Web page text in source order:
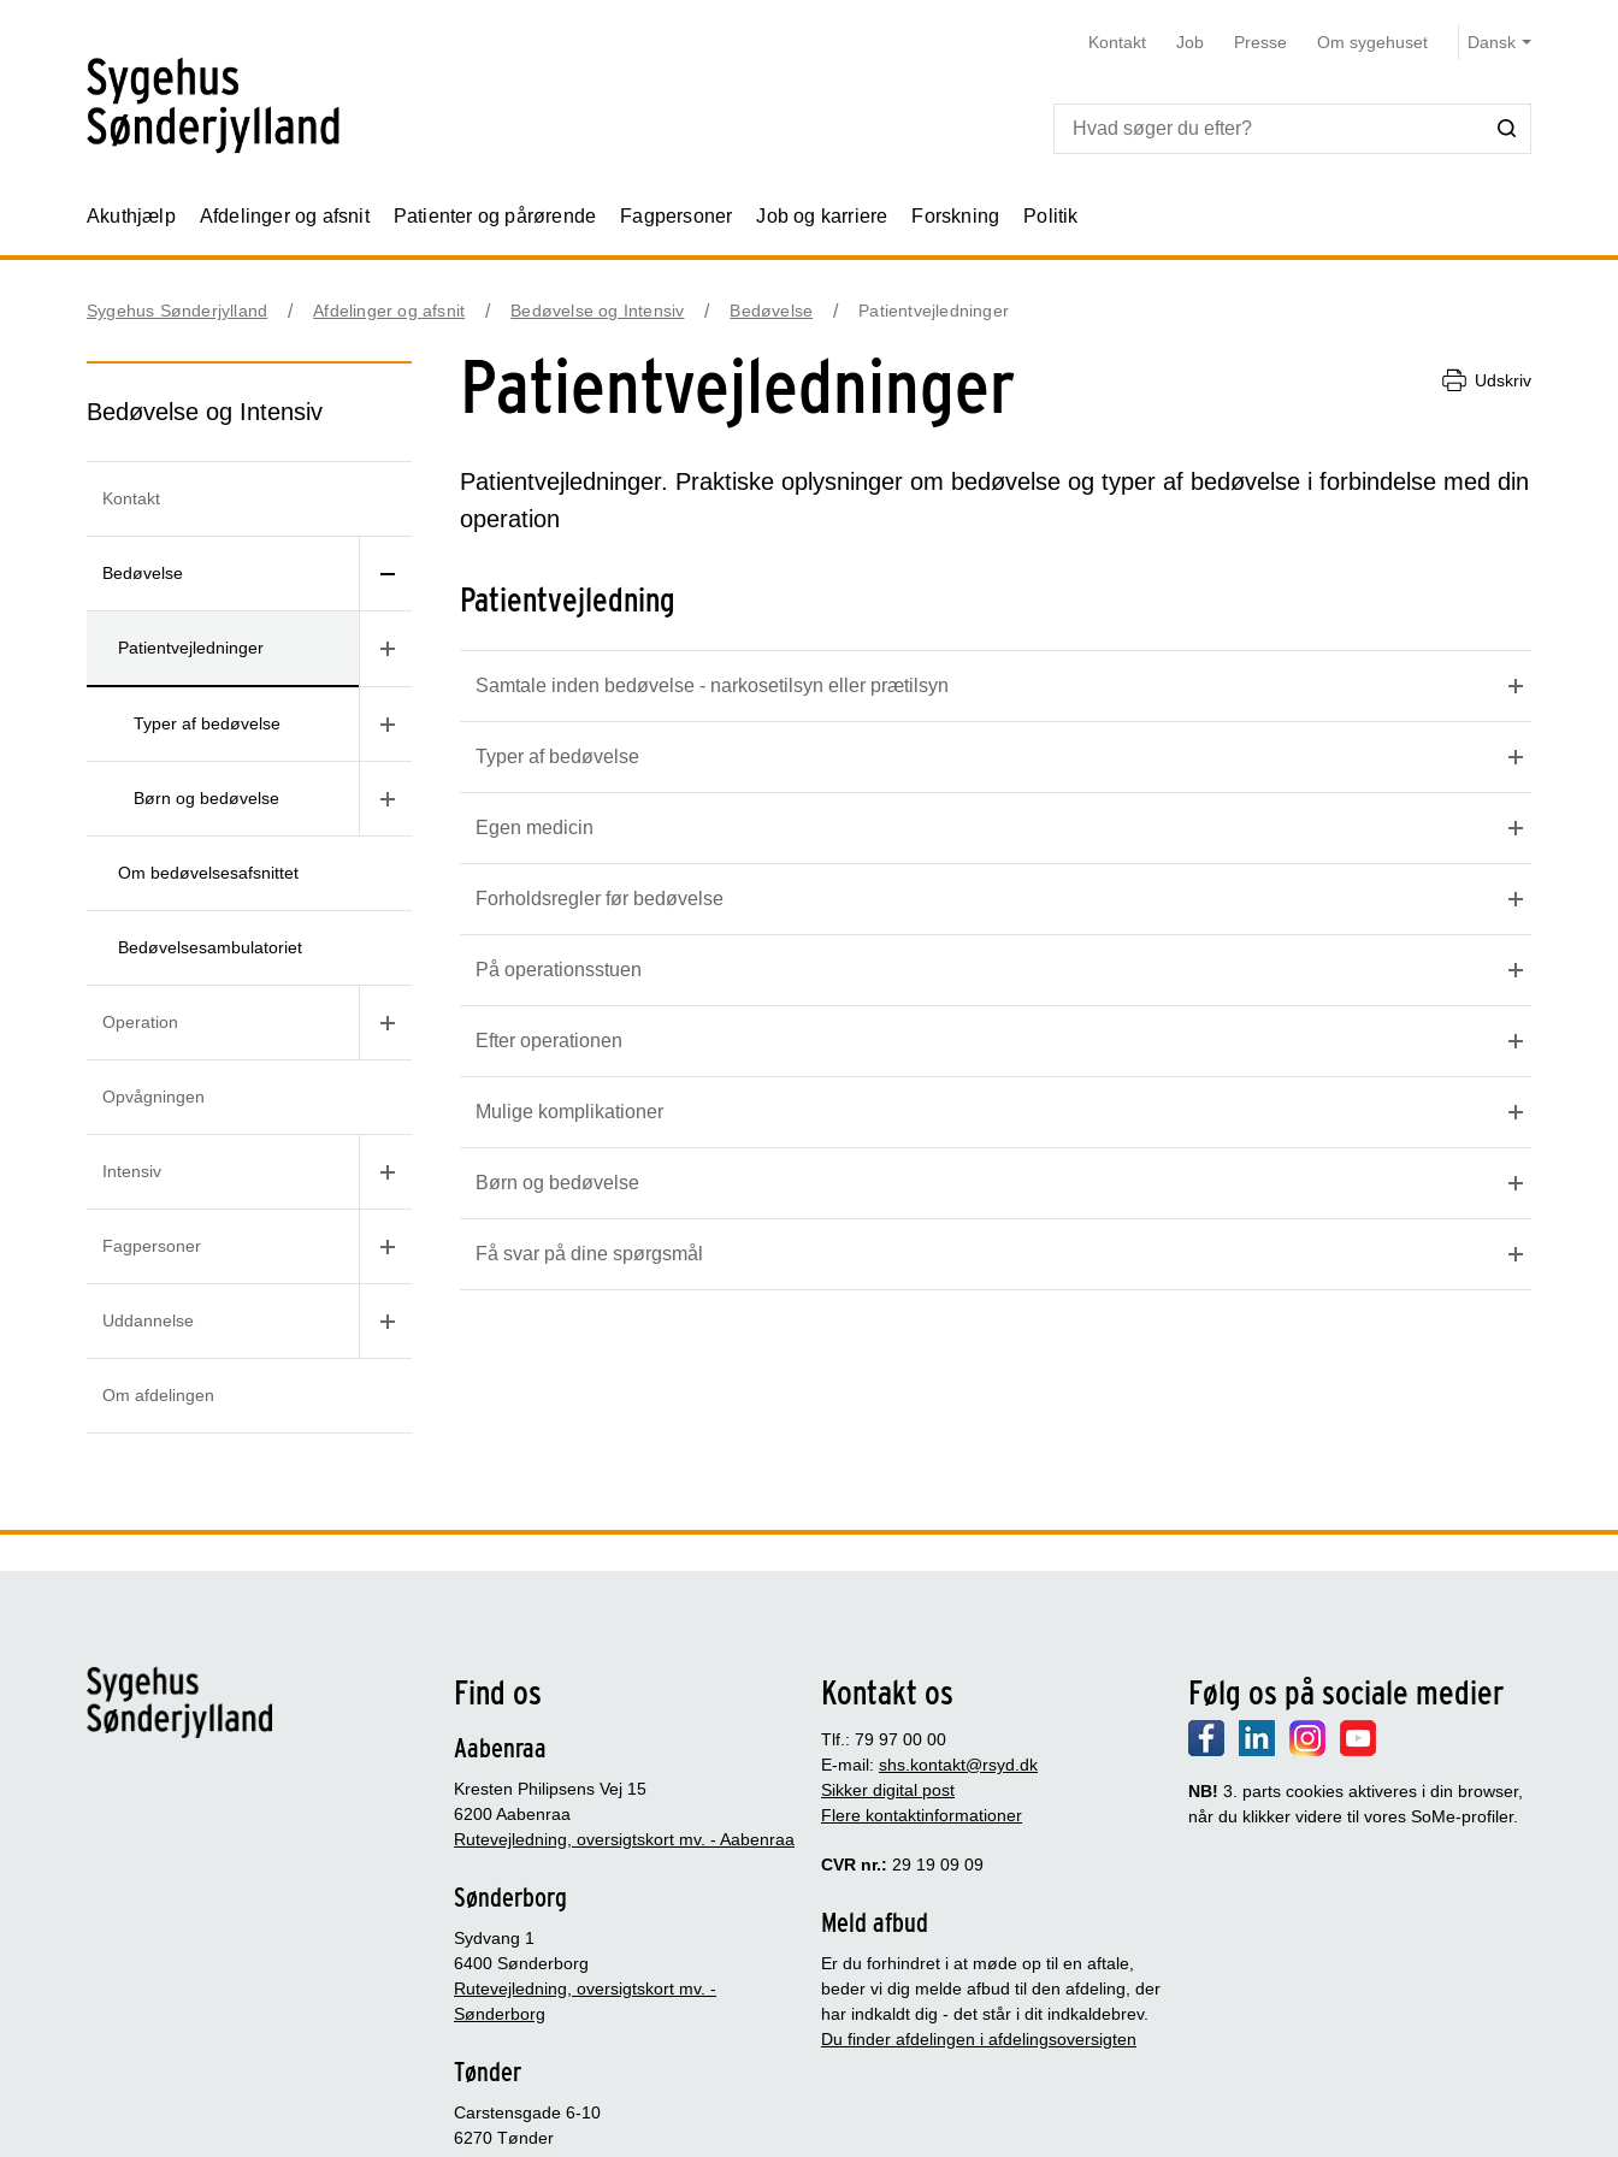
Kontakt Job Presse Om sygehuset
Akuthjælp Afdelinger og afsnit Patienter og pårørende Fagpersoner Job og karriere Forskning Politik
Sygehus Sønderjylland Afdelinger og afsnit Bedøvelse og Intensiv Bedøvelse Patientvejledninger
Bedøvelse og Intensiv
Kontakt
Bedøvelse
Patientvejledninger
Typer af bedøvelse
Børn og bedøvelse
Om bedøvelsesafsnittet
Bedøvelsesambulatoriet
Operation
Opvågningen
Intensiv
Fagpersoner
Uddannelse
Om afdelingen
Patientvejledninger Udskriv
Patientvejledninger. Praktiske oplysninger om bedøvelse og typer af bedøvelse i forbindelse med din
operation
Patientvejledning
Samtale inden bedøvelse - narkosetilsyn eller prætilsyn
Typer af bedøvelse
Egen medicin
Forholdsregler før bedøvelse
På operationsstuen
Efter operationen
Mulige komplikationer
Børn og bedøvelse
Få svar på dine spørgsmål
Find os
Aabenraa
Kresten Philipsens Vej 15
6200 Aabenraa
Rutevejledning, oversigtskort mv. - Aabenraa
Sønderborg
Sydvang 1
6400 Sønderborg
Rutevejledning, oversigtskort mv. -
Sønderborg
Tønder
Carstensgade 6-10
6270 Tønder
Kontakt os
Tlf.: 79 97 00 00
E-mail: shs.kontakt@rsyd.dk
Sikker digital post
Flere kontaktinformationer
CVR nr.: 29 19 09 09
Meld afbud
Er du forhindret i at møde op til en aftale,
beder vi dig melde afbud til den afdeling, der
har indkaldt dig - det står i dit indkaldebrev.
Du finder afdelingen i afdelingsoversigten
Følg os på sociale medier
NB! 3. parts cookies aktiveres i din browser,
når du klikker videre til vores SoMe-profiler.